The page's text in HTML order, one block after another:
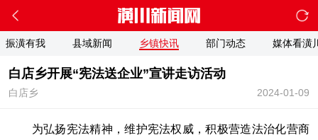
振潢有我 县域新闻 乡镇快讯 部门动态 媒体看潢
白店乡开展“宪法送企业”宣讲走访活动
2024-01-09
白店乡
为弘扬宪法精神，维护宪法权威，积极营造法治化营商